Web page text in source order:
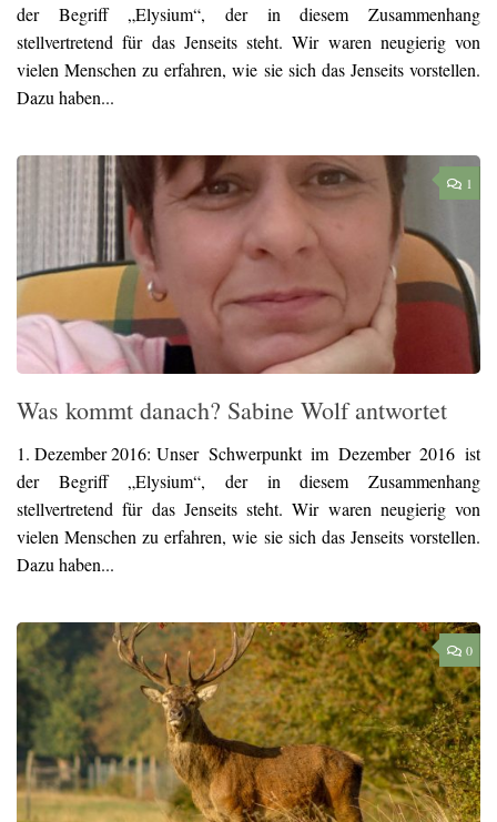
der Begriff „Elysium“, der in diesem Zusammenhang
stellvertretend für das Jenseits steht. Wir waren neugierig von
vielen Menschen zu erfahren, wie sie sich das Jenseits vorstellen.
Dazu haben...
1
Was kommt danach? Sabine Wolf antwortet
1. Dezember 2016: Unser Schwerpunkt im Dezember 2016 ist
der Begriff „Elysium“, der in diesem Zusammenhang
stellvertretend für das Jenseits steht. Wir waren neugierig von
vielen Menschen zu erfahren, wie sie sich das Jenseits vorstellen.
Dazu haben...
0